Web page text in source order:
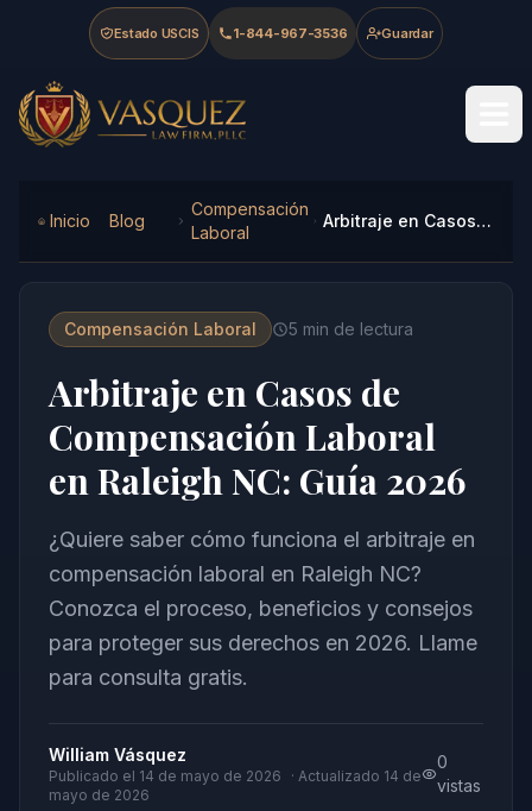
Skip to main content
Skip to navigation
Skip to footer
Estado USCIS 1-844-967-3536 Guardar
Vasquez Law Firm - Home
Inicio Blog
Compensación
Laboral
Arbitraje en Casos de Compensación Laboral en Raleigh NC: Guía 2026
Compensación Laboral 5 min de lectura
Arbitraje en Casos de
Compensación Laboral
en Raleigh NC: Guía 2026
¿Quiere saber cómo funciona el arbitraje en
compensación laboral en Raleigh NC?
Conozca el proceso, beneficios y consejos
para proteger sus derechos en 2026. Llame
para consulta gratis.
William Vásquez
Publicado el 14 de mayo de 2026 · Actualizado 14 de
mayo de 2026
0
vistas